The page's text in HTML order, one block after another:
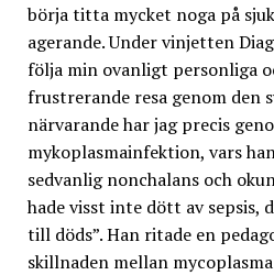
börja titta mycket noga på
agerande. Under vinjetten
följa min ovanligt personliga
frustrerande resa genom den
närvarande har jag precis
mykoplasmainfektion, vars
sedvanlig nonchalans och
hade visst inte dött av sepsis,
till döds”. Han ritade en
skillnaden mellan